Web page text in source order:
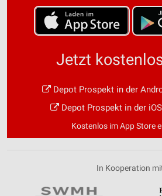
Jetzt
Depot Prospekt in der
Depot Prospekt in der
Kostenlos im App Store
In Kooperation